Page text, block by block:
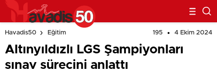
Havadis50 Eğitim 195 4 Ekim 2024
Altınyıldızlı LGS Şampiyonları
sınav sürecini anlattı